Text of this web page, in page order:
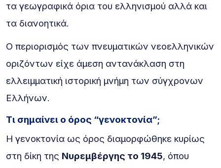
τα γεωγραφικά όρια του ελληνισμού αλλά και
τα διανοητικά.
Ο περιορισμός των πνευματικών νεοελληνικών
οριζόντων είχε άμεση αντανάκλαση στη
ελλειμματική ιστορική μνήμη των σύγχρονων
Ελλήνων.
Τι σημαίνει ο όρος “γενοκτονία”;
Η γενοκτονία ως όρος διαμορφώθηκε κυρίως
στη δίκη της Νυρεμβέργης το 1945, όπου